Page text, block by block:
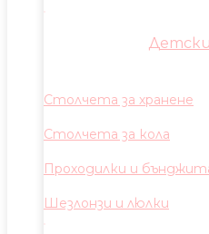
Столчета за хранене
Столчета за кола
Проходилки и
Шезлонзи и люлки